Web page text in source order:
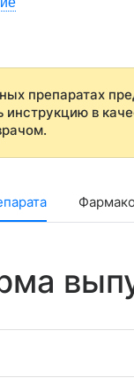
препаратах
инструкцию в